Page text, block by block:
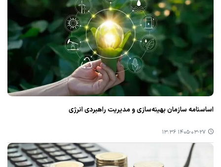
اساسنامه سازمان بهینه‌سازی و مدیریت راهبردی انرژی
۱۴۰۵-۰۳-۲۷ ۱۳:۳۶